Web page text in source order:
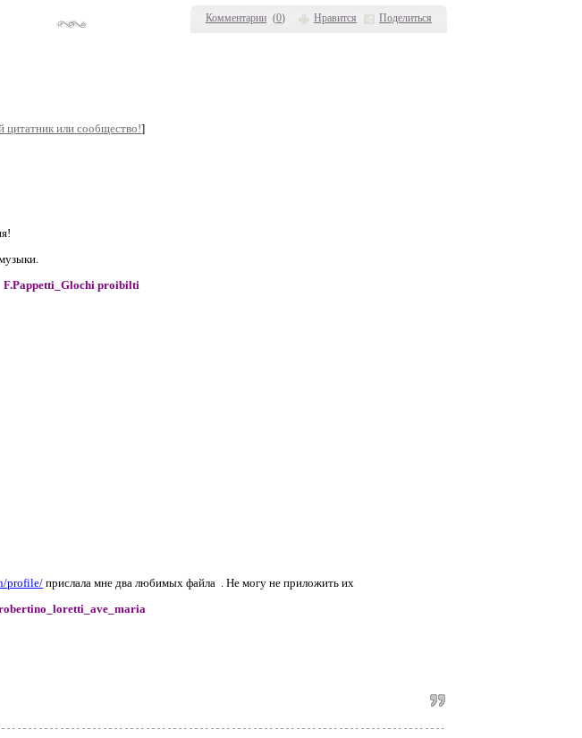
Комментарии (0) Нравится Поделиться
цитатник или сообщество!]
F.Pappetti_Glochi proibilti
profile/прислала мне два любимых файла . Не могу не приложить их